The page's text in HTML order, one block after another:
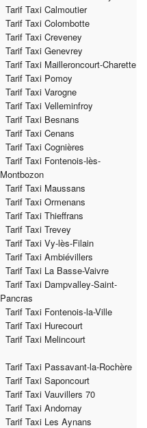
Tarif Taxi Calmoutier
Tarif Taxi Colombotte
Tarif Taxi Creveney
Tarif Taxi Genevrey
Tarif Taxi Mailleroncourt-Charette
Tarif Taxi Pomoy
Tarif Taxi Varogne
Tarif Taxi Velleminfroy
Tarif Taxi Besnans
Tarif Taxi Cenans
Tarif Taxi Cognières
Tarif Taxi Fontenois-lès-
Montbozon
Tarif Taxi Maussans
Tarif Taxi Ormenans
Tarif Taxi Thieffrans
Tarif Taxi Trevey
Tarif Taxi Vy-lès-Filain
Tarif Taxi Ambiévillers
Tarif Taxi La Basse-Vaivre
Tarif Taxi Dampvalley-Saint-
Pancras
Tarif Taxi Fontenois-la-Ville
Tarif Taxi Hurecourt
Tarif Taxi Melincourt
Tarif Taxi Passavant-la-Rochère
Tarif Taxi Saponcourt
Tarif Taxi Vauvillers 70
Tarif Taxi Andornay
Tarif Taxi Les Aynans